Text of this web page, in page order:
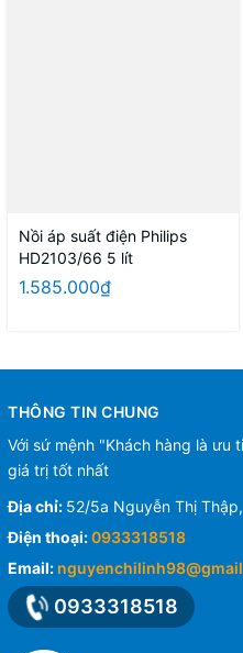
Nồi áp suất điện Philips
HD2103/66 5 lít
1.585.000₫
THÔNG TIN CHUNG
Với sứ mệnh "Khách hàng là ưu
giá trị tốt nhất
Địa chỉ: 52/5a Nguyễn Thị
Điện thoại:0933318518
Email:
0933318518